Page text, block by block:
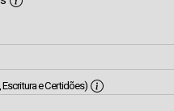
Escritura e Certidões)